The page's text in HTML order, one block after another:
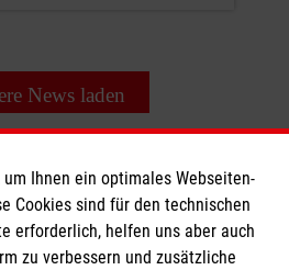
News laden
Ihnen ein optimales Webseiten-
Cookies sind für den technischen
erforderlich, helfen uns aber auch
zu verbessern und zusätzliche